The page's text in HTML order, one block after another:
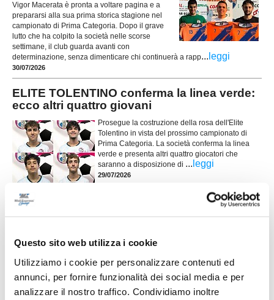
Questo sito web utilizza i cookie
Utilizziamo i cookie per personalizzare contenuti ed
annunci, per fornire funzionalità dei social media e per
analizzare il nostro traffico. Condividiamo inoltre
Vigor Macerata è pronta a voltare pagina e a
prepararsi alla sua prima storica stagione nel
campionato di Prima Categoria. Dopo il grave
lutto che ha colpito la società nelle scorse
settimane, il club guarda avanti con
determinazione, senza dimenticare chi continuerà a rapp... leggi
30/07/2026
ELITE TOLENTINO conferma la linea verde:
ecco altri quattro giovani
Prosegue la costruzione della rosa dell'Elite
Tolentino in vista del prossimo campionato di
Prima Categoria. La società conferma la linea
verde e presenta altri quattro giocatori che
saranno a disposizione di ... leggi
29/07/2026
UNION PICENA, mercato giovane e
ambizioso: le novità
rosa che affronterà la stagione 2026/2027, puntando su un mix di giovani
tecnica. Il club di Potenza Picena ha ufficializzato una serie di innesti che
confermano la volontà di dare contin...leggi
29/07/2026